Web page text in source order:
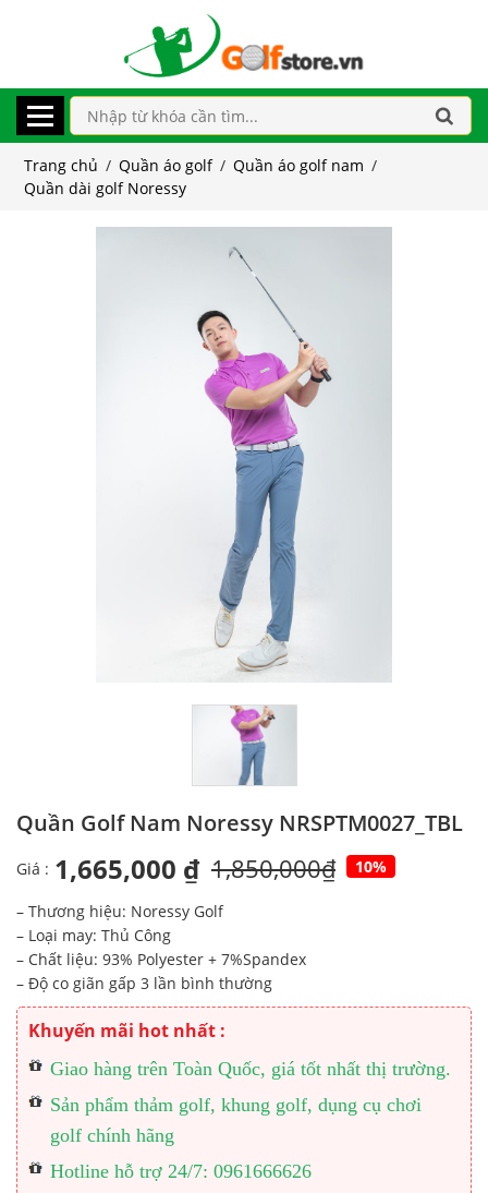
Trang chủ / Quần áo golf / Quần áo golf nam /
Quần dài golf Noressy
Quần Golf Nam Noressy NRSPTM0027_TBL
Giá : 1,665,000 ₫ 1,850,000₫ 10%
– Thương hiệu: Noressy Golf
– Loại may: Thủ Công
– Chất liệu: 93% Polyester + 7%Spandex
– Độ co giãn gấp 3 lần bình thường
Khuyến mãi hot nhất :
Giao hàng trên Toàn Quốc, giá tốt nhất thị trường.
Sản phẩm thảm golf, khung golf, dụng cụ chơi
golf chính hãng
Hotline hỗ trợ 24/7: 0961666626